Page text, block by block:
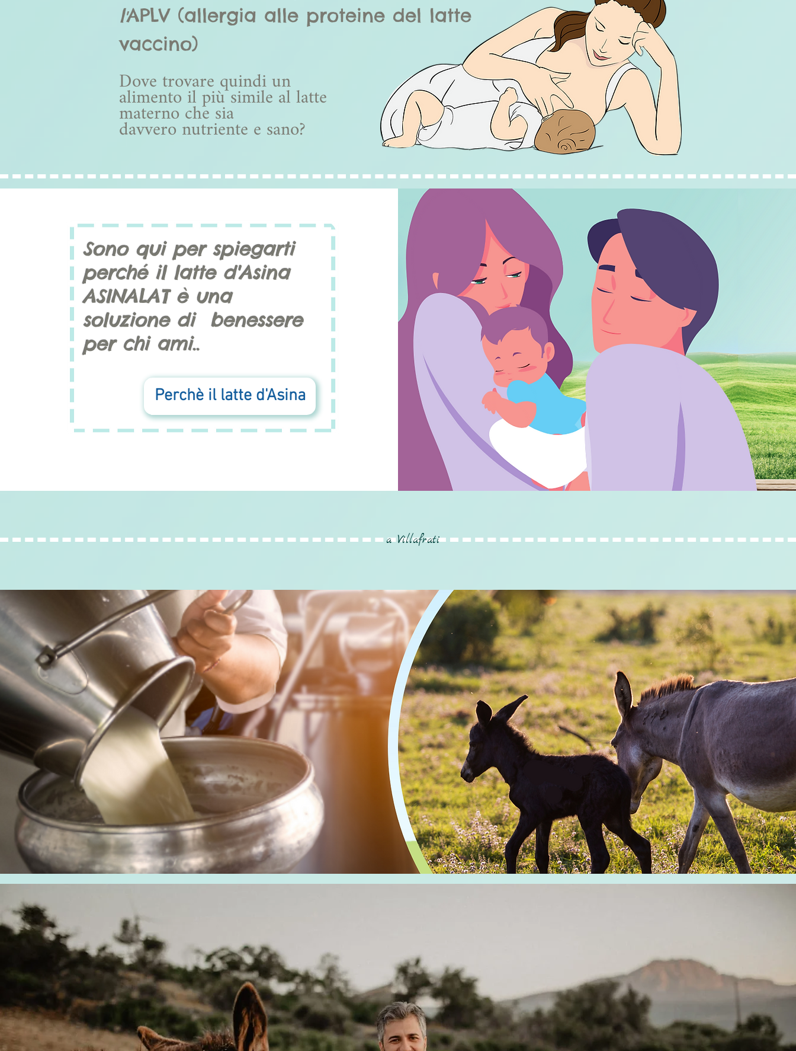
l'APLV (allergia alle proteine del latte
vaccino)
Dove trovare quindi un
alimento il più simileal latte
materno che sia
davveronutriente e sano?
Sono qui per spiegarti
perché il latte d'Asina
ASINALAT è una
soluzione di benessere
per chi ami..
Perchè il latte d'Asina
a Villafrati